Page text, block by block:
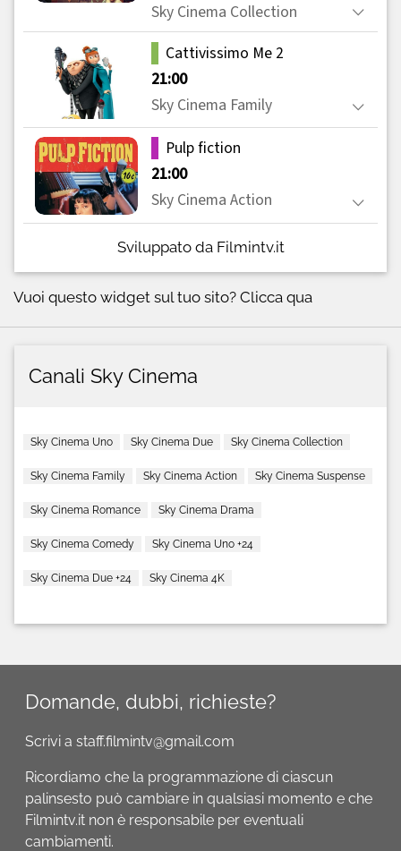
Sviluppato da Filmintv.it
Vuoi questo widget sul tuo sito? Clicca qua
Canali Sky Cinema
Sky Cinema Uno Sky Cinema Due Sky Cinema Collection
Sky Cinema Family Sky Cinema Action Sky Cinema Suspense
Sky Cinema Romance Sky Cinema Drama
Sky Cinema Comedy Sky Cinema Uno +24
Sky Cinema Due +24 Sky Cinema 4K
Domande, dubbi, richieste?
Scrivi a staff.filmintv@gmail.com
Ricordiamo che la programmazione di ciascun
palinsesto può cambiare in qualsiasi momento e che
Filmintv.it non è responsabile per eventuali
cambiamenti.